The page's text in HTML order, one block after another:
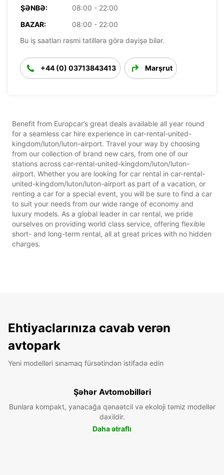
ŞƏNBƏ:
08:00 - 22:00
BAZAR:
08:00 - 22:00
Bu iş saatları rəsmi tatillərə görə dəyişə bilər.
+44 (0) 03713843413 Marşrut
Benefit from Europcar’s great deals available all year round
for a seamless car hire experience in car-rental-united-
kingdom/luton/luton-airport. Travel your way by choosing
from our collection of brand new cars, from one of our
stations across car-rental-united-kingdom/luton/luton-
airport. Whether you are looking for car rental in car-rental-
united-kingdom/luton/luton-airport as part of a vacation, or
renting a car for a special event, you will be sure to find a car
to suit your needs from our wide range of economy and
luxury models. As a global leader in car rental, we pride
ourselves on providing world class service, offering flexible
short- and long-term rental, all at great prices with no hidden
charges.
Ehtiyaclarınıza cavab verən
avtopark
Yeni modelləri sınamaq fürsətindən istifadə edin
Şəhər Avtomobilləri
Bunlara kompakt, yanacağa qənaətcil və ekoloji təmiz modellər
daxildir.
Daha ətraflı